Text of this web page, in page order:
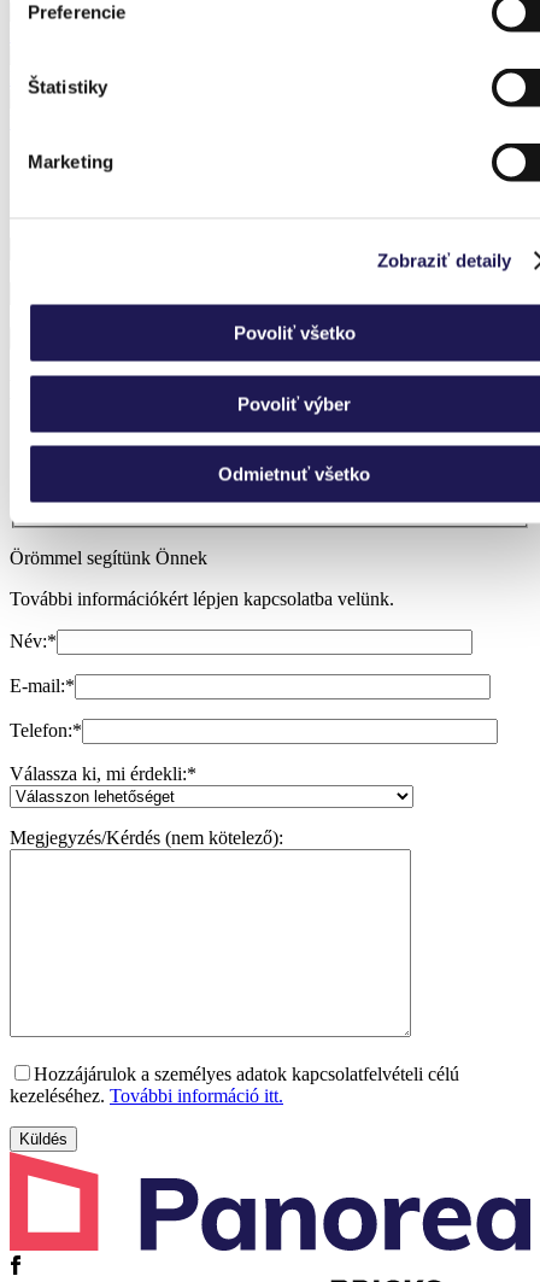
Preferencie
Štatistiky
Marketing
Zobraziť detaily
Povoliť všetko
Povoliť výber
Odmietnuť všetko
KAYA | Bioklimatikus pergola
Nem tud választani?
Szívesen adunk Önnek tanácsot.
Örömmel segítünk Önnek
További információkért lépjen kapcsolatba velünk.
Név:*
E-mail:*
Telefon:*
Válassza ki, mi érdekli:*
Megjegyzés/Kérdés (nem kötelező):
Hozzájárulok a személyes adatok kapcsolatfelvételi célú
kezeléséhez. További információ itt.